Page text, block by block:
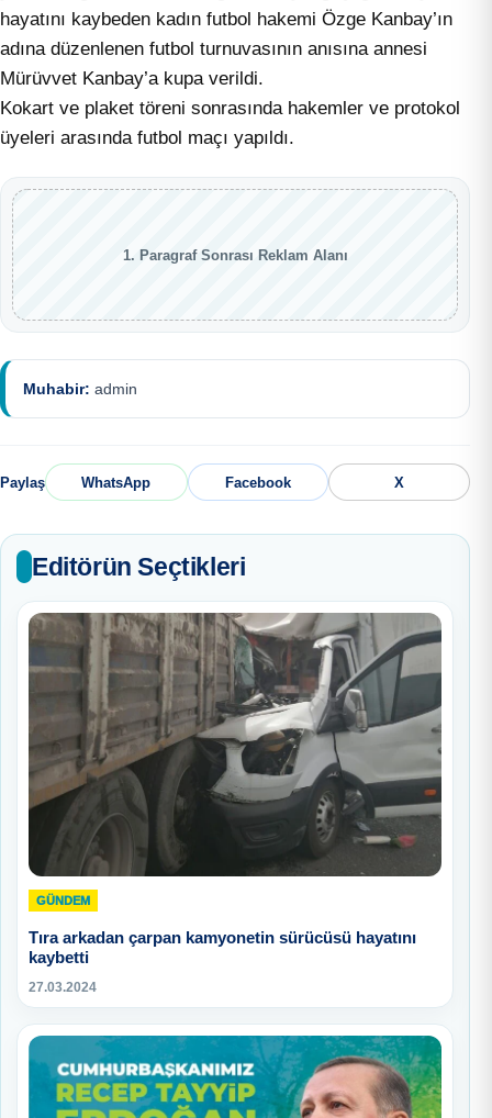
hayatını kaybeden kadın futbol hakemi Özge Kanbay’ın
adına düzenlenen futbol turnuvasının anısına annesi
Mürüvvet Kanbay’a kupa verildi.
Kokart ve plaket töreni sonrasında hakemler ve protokol
üyeleri arasında futbol maçı yapıldı.
1. Paragraf Sonrası Reklam Alanı
Muhabir: admin
Paylaş WhatsApp Facebook X
Editörün Seçtikleri
GÜNDEM
Tıra arkadan çarpan kamyonetin sürücüsü hayatını
kaybetti
27.03.2024